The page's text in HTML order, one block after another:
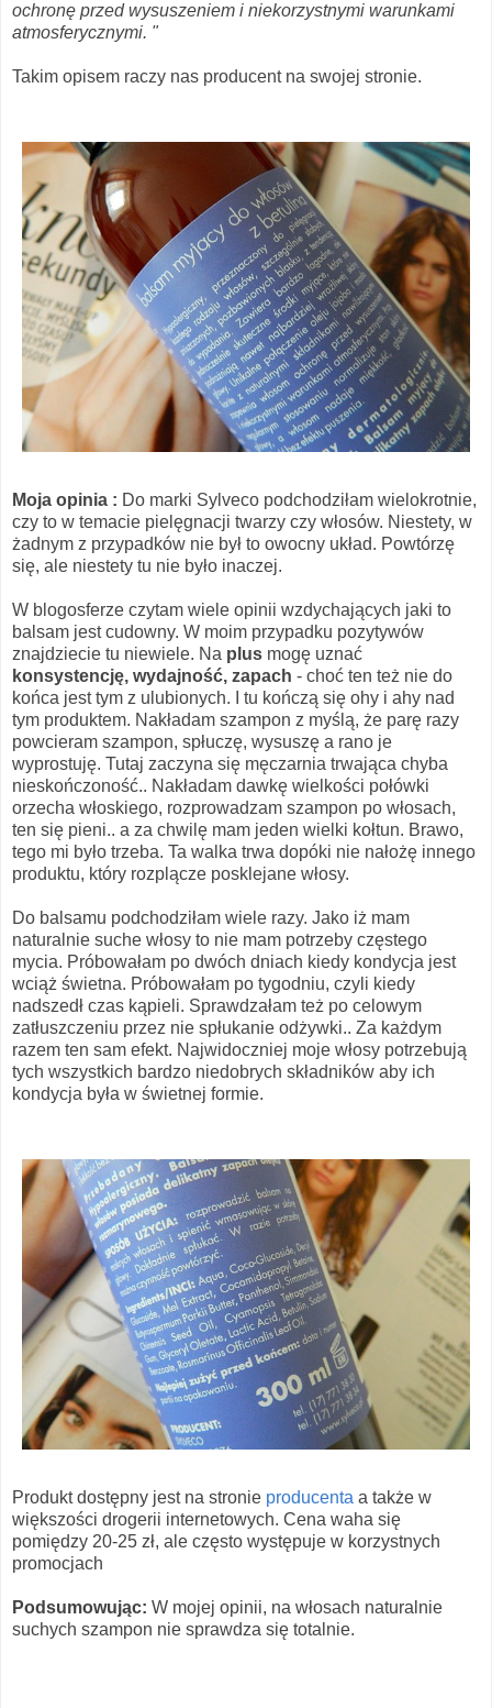
ochronę przed wysuszeniem i niekorzystnymi warunkami
atmosferycznymi. "
Takim opisem raczy nas producent na swojej stronie.
Moja opinia : Do marki Sylveco podchodziłam wielokrotnie,
czy to w temacie pielęgnacji twarzy czy włosów. Niestety, w
żadnym z przypadków nie był to owocny układ. Powtórzę
się, ale niestety tu nie było inaczej.
W blogosferze czytam wiele opinii wzdychających jaki to
balsam jest cudowny. W moim przypadku pozytywów
znajdziecie tu niewiele. Na plus mogę uznać
konsystencję, wydajność, zapach - choć ten też nie do
końca jest tym z ulubionych. I tu kończą się ohy i ahy nad
tym produktem. Nakładam szampon z myślą, że parę razy
powcieram szampon, spłuczę, wysuszę a rano je
wyprostuję. Tutaj zaczyna się męczarnia trwająca chyba
nieskończoność.. Nakładam dawkę wielkości połówki
orzecha włoskiego, rozprowadzam szampon po włosach,
ten się pieni.. a za chwilę mam jeden wielki kołtun. Brawo,
tego mi było trzeba. Ta walka trwa dopóki nie nałożę innego
produktu, który rozplącze posklejane włosy.
Do balsamu podchodziłam wiele razy. Jako iż mam
naturalnie suche włosy to nie mam potrzeby częstego
mycia. Próbowałam po dwóch dniach kiedy kondycja jest
wciąż świetna. Próbowałam po tygodniu, czyli kiedy
nadszedł czas kąpieli. Sprawdzałam też po celowym
zatłuszczeniu przez nie spłukanie odżywki.. Za każdym
razem ten sam efekt. Najwidoczniej moje włosy potrzebują
tych wszystkich bardzo niedobrych składników aby ich
kondycja była w świetnej formie.
Produkt dostępny jest na stronie producenta a także w
większości drogerii internetowych. Cena waha się
pomiędzy 20-25 zł, ale często występuje w korzystnych
promocjach
Podsumowując: W mojej opinii, na włosach naturalnie
suchych szampon nie sprawdza się totalnie.